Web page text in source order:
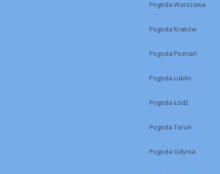
Pogoda Warszawa
Pogoda Kraków
Pogoda Poznań
Pogoda Lublin
Pogoda Łódź
Pogoda Toruń
Pogoda Gdynia